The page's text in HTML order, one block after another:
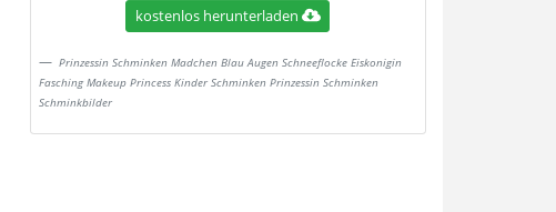
kostenlos herunterladen
Prinzessin Schminken Madchen Blau Augen Schneeflocke Eiskonigin
Fasching Makeup Princess Kinder Schminken Prinzessin Schminken
Schminkbilder